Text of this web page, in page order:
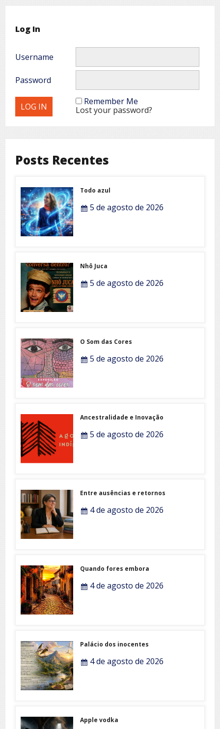
Log In
Username
Password
Remember Me
Lost your password?
Posts Recentes
Todo azul
5 de agosto de 2026
Nhô Juca
5 de agosto de 2026
O Som das Cores
5 de agosto de 2026
Ancestralidade e Inovação
5 de agosto de 2026
Entre ausências e retornos
4 de agosto de 2026
Quando fores embora
4 de agosto de 2026
Palácio dos inocentes
4 de agosto de 2026
Apple vodka